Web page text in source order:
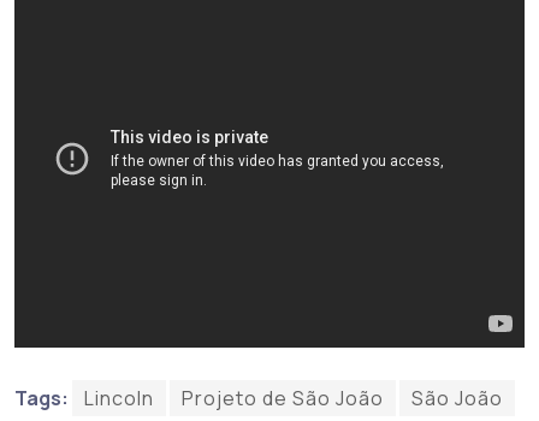
Tags: Lincoln Projeto de São João
São João